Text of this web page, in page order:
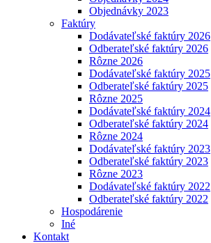
Objednávky 2023
Faktúry
Dodávateľské faktúry 2026
Odberateľské faktúry 2026
Rôzne 2026
Dodávateľské faktúry 2025
Odberateľské faktúry 2025
Rôzne 2025
Dodávateľské faktúry 2024
Odberateľské faktúry 2024
Rôzne 2024
Dodávateľské faktúry 2023
Odberateľské faktúry 2023
Rôzne 2023
Dodávateľské faktúry 2022
Odberateľské faktúry 2022
Hospodárenie
Iné
Kontakt